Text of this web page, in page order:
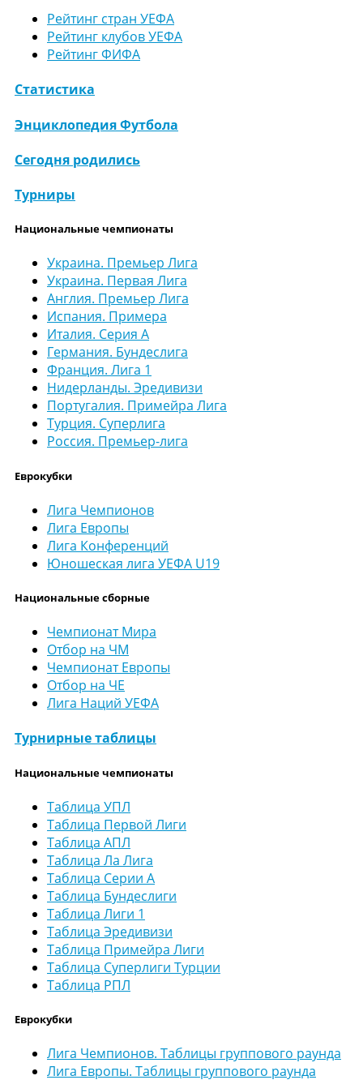
Рейтинг стран УЕФА
Рейтинг клубов УЕФА
Рейтинг ФИФА
Статистика
Энциклопедия Футбола
Сегодня родились
Турниры
Национальные чемпионаты
Украина. Премьер Лига
Украина. Первая Лига
Англия. Премьер Лига
Испания. Примера
Италия. Серия А
Германия. Бундеслига
Франция. Лига 1
Нидерланды. Эредивизи
Португалия. Примейра Лига
Турция. Суперлига
Россия. Премьер-лига
Еврокубки
Лига Чемпионов
Лига Европы
Лига Конференций
Юношеская лига УЕФА U19
Национальные сборные
Чемпионат Мира
Отбор на ЧМ
Чемпионат Европы
Отбор на ЧЕ
Лига Наций УЕФА
Турнирные таблицы
Национальные чемпионаты
Таблица УПЛ
Таблица Первой Лиги
Таблица АПЛ
Таблица Ла Лига
Таблица Серии А
Таблица Бундеслиги
Таблица Лиги 1
Таблица Эредивизи
Таблица Примейра Лиги
Таблица Суперлиги Турции
Таблица РПЛ
Еврокубки
Лига Чемпионов. Таблицы группового раунда
Лига Европы. Таблицы группового раунда